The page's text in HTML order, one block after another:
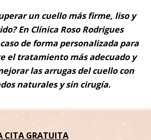
un cuello más firme, liso y
En Clínica Roso Rodrigues
de forma personalizada para
el tratamiento más adecuado y
las arrugas del cuello con
naturales y sin cirugía.
CITAGRATUITA